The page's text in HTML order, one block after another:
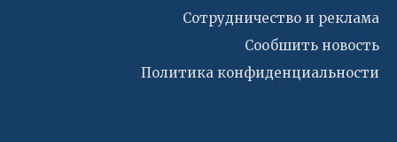
Сотрудничество и реклама
Сообшить новость
Политика конфиденциальности